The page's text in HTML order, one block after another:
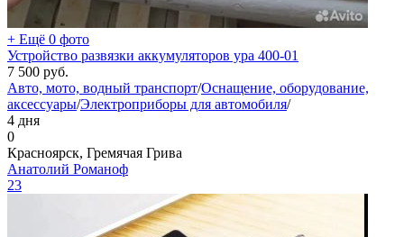
+ Ещё 0 фото
Устройство развязки аккумуляторов ура 400-01
7 500 руб.
Авто, мото, водный транспорт/Оснащение, оборудование,
аксессуары/Электроприборы для автомобиля/
4 дня
0
Красноярск, Гремячая Грива
Анатолий Романоф
23